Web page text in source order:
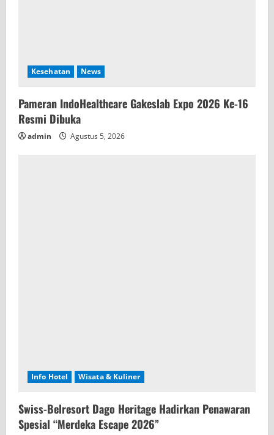
Kesehatan News
Pameran IndoHealthcare Gakeslab Expo 2026 Ke-16
Resmi Dibuka
admin Agustus 5, 2026
Info Hotel Wisata & Kuliner
Swiss-Belresort Dago Heritage Hadirkan Penawaran
Spesial “Merdeka Escape 2026”